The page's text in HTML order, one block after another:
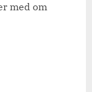
med om